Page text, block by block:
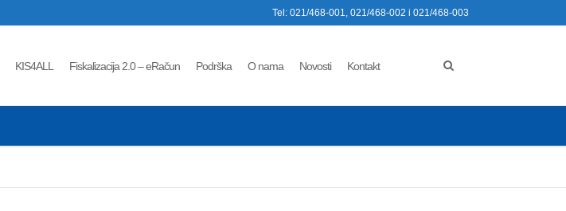
Tel: 021/468-001, 021/468-002 i 021/468-003
KIS4ALL Fiskalizacija 2.0 – eRačun Podrška O nama Novosti Kontakt